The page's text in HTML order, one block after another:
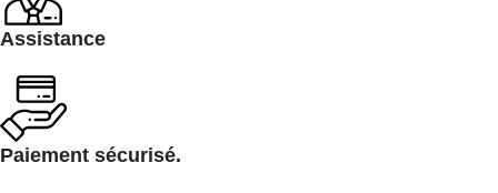
Assistance
Paiement sécurisé.